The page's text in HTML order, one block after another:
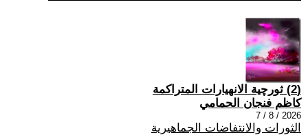
(2) ثورچية الانهيارات المتراكمة
كاظم فنجان الحمامي
2026 / 8 / 7
الثورات والانتفاضات الجماهيرية